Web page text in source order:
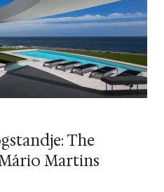
The
Martins